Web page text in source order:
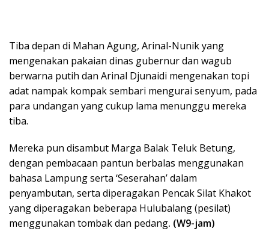
Tiba depan di Mahan Agung, Arinal-Nunik yang
mengenakan pakaian dinas gubernur dan wagub
berwarna putih dan Arinal Djunaidi mengenakan topi
adat nampak kompak sembari mengurai senyum, pada
para undangan yang cukup lama menunggu mereka
tiba.
Mereka pun disambut Marga Balak Teluk Betung,
dengan pembacaan pantun berbalas menggunakan
bahasa Lampung serta ‘Seserahan’ dalam
penyambutan, serta diperagakan Pencak Silat Khakot
yang diperagakan beberapa Hulubalang (pesilat)
menggunakan tombak dan pedang. (W9-jam)